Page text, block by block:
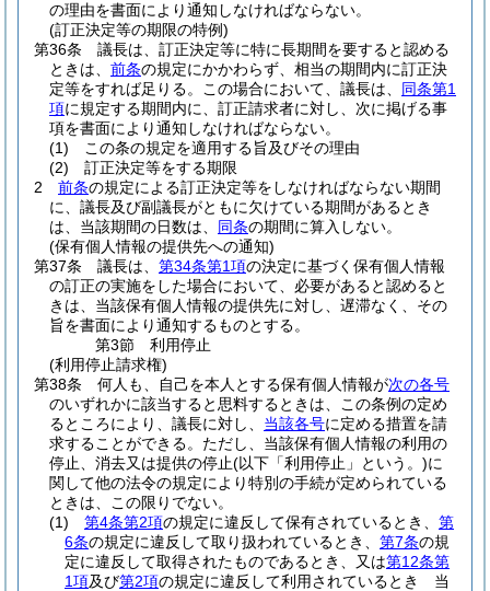
の理由を書面により通知しなければならない。
(訂正決定等の期限の特例)
第36条
議長は、訂正決定等に特に長期間を要すると認める
ときは、 前条の規定にかかわらず、相当の期間内に訂正決
定等をすれば足りる。
この場合において、議長は、 同条第1
項に規定する期間内に、訂正請求者に対し、次に掲げる事
項を書面により通知しなければならない。
(1)
この条の規定を適用する旨及びその理由
(2)
訂正決定等をする期限
2
前条の規定による訂正決定等をしなければならない期間
に、議長及び副議長がともに欠けている期間があるとき
は、当該期間の日数は、 同条の期間に算入しない。
(保有個人情報の提供先への通知)
第37条
議長は、 第34条第1項の決定に基づく保有個人情報
の訂正の実施をした場合において、必要があると認めると
きは、当該保有個人情報の提供先に対し、遅滞なく、その
旨を書面により通知するものとする。
第3節
利用停止
(利用停止請求権)
第38条
何人も、自己を本人とする保有個人情報が次の各号
のいずれかに該当すると思料するときは、この条例の定め
るところにより、議長に対し、 当該各号に定める措置を請
求することができる。 ただし、当該保有個人情報の利用の
停止、消去又は提供の停止(以下「利用停止」という。)に
関して他の法令の規定により特別の手続が定められている
ときは、この限りでない。
(1)
第4条第2項の規定に違反して保有されているとき、 第
6条の規定に違反して取り扱われているとき、 第7条の規
定に違反して取得されたものであるとき、又は第12条第
1項及び第2項の規定に違反して利用されているとき 当